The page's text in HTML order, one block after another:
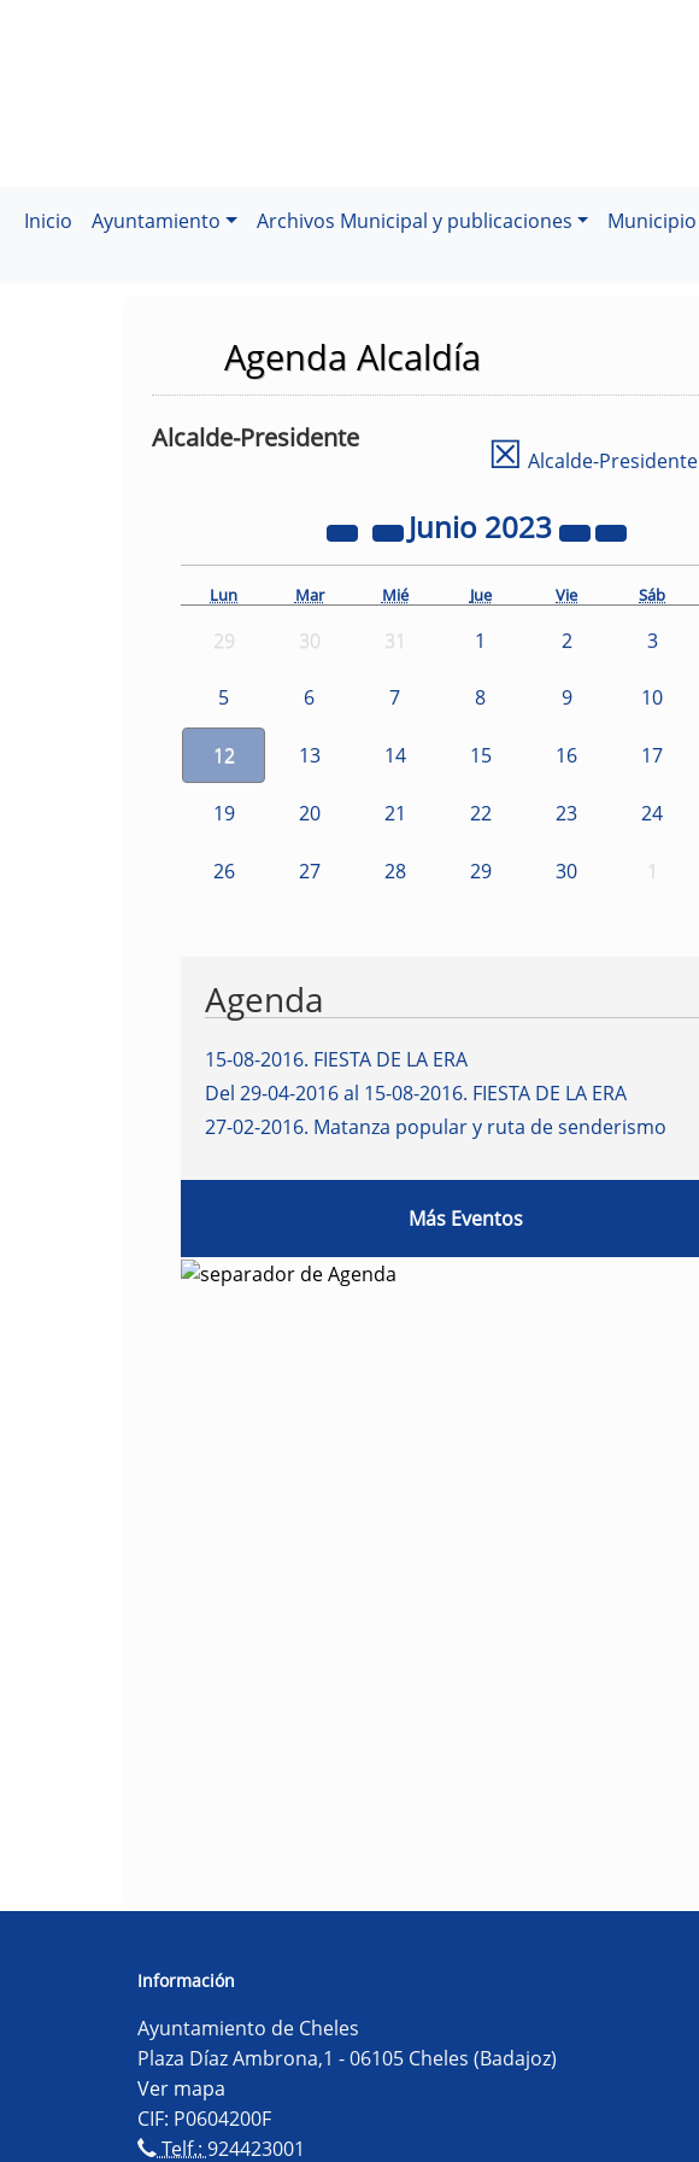
Inicio Ayuntamiento Archivos Municipal y publicaciones Municipio
Agenda Alcaldía
Alcalde-Presidente ☒ Alcalde-Presidente
Junio 2023
Lun Mar Mié Jue Vie Sáb
29 30 31 1 2 3
5 6 7 8 9 10
12 13 14 15 16 17
19 20 21 22 23 24
26 27 28 29 30 1
Agenda
15-08-2016. FIESTA DE LA ERA
Del 29-04-2016 al 15-08-2016. FIESTA DE LA ERA
27-02-2016. Matanza popular y ruta de senderismo
Más Eventos
Información
Ayuntamiento de Cheles
Plaza Díaz Ambrona,1 - 06105 Cheles (Badajoz)
Ver mapa
CIF: P0604200F
Telf.:924423001